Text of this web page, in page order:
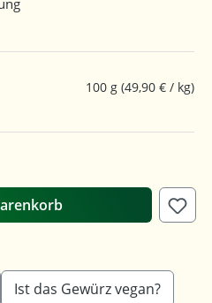
100 g (49,90 € / kg)
Ist das Gewürz vegan?